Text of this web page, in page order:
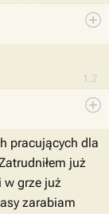
1.2
pracujących dla
już
w grze już
zarabiam